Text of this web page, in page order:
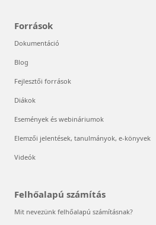
Források
Dokumentáció
Blog
Fejlesztői források
Diákok
Események és webináriumok
Elemzői jelentések, tanulmányok, e-könyvek
Videók
Felhőalapú számítás
Mit nevezünk felhőalapú számításnak?